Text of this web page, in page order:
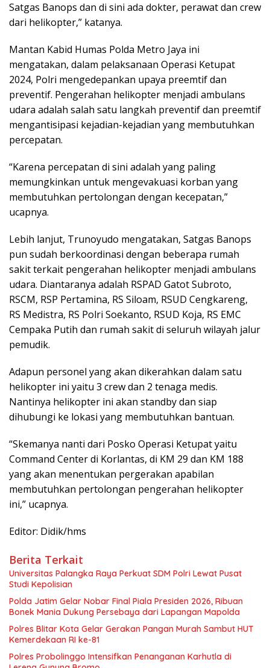
Satgas Banops dan di sini ada dokter, perawat dan crew
dari helikopter,” katanya.
Mantan Kabid Humas Polda Metro Jaya ini
mengatakan, dalam pelaksanaan Operasi Ketupat
2024, Polri mengedepankan upaya preemtif dan
preventif. Pengerahan helikopter menjadi ambulans
udara adalah salah satu langkah preventif dan preemtif
mengantisipasi kejadian-kejadian yang membutuhkan
percepatan.
“Karena percepatan di sini adalah yang paling
memungkinkan untuk mengevakuasi korban yang
membutuhkan pertolongan dengan kecepatan,”
ucapnya.
Lebih lanjut, Trunoyudo mengatakan, Satgas Banops
pun sudah berkoordinasi dengan beberapa rumah
sakit terkait pengerahan helikopter menjadi ambulans
udara. Diantaranya adalah RSPAD Gatot Subroto,
RSCM, RSP Pertamina, RS Siloam, RSUD Cengkareng,
RS Medistra, RS Polri Soekanto, RSUD Koja, RS EMC
Cempaka Putih dan rumah sakit di seluruh wilayah jalur
pemudik.
Adapun personel yang akan dikerahkan dalam satu
helikopter ini yaitu 3 crew dan 2 tenaga medis.
Nantinya helikopter ini akan standby dan siap
dihubungi ke lokasi yang membutuhkan bantuan.
“Skemanya nanti dari Posko Operasi Ketupat yaitu
Command Center di Korlantas, di KM 29 dan KM 188
yang akan menentukan pergerakan apabilan
membutuhkan pertolongan pengerahan helikopter
ini,” ucapnya.
Editor: Didik/hms
Berita Terkait
Universitas Palangka Raya Perkuat SDM Polri Lewat Pusat
Studi Kepolisian
Polda Jatim Gelar Nobar Final Piala Presiden 2026, Ribuan
Bonek Mania Dukung Persebaya dari Lapangan Mapolda
Polres Blitar Kota Gelar Gerakan Pangan Murah Sambut HUT
Kemerdekaan RI ke-81
Polres Probolinggo Intensifkan Penanganan Karhutla di